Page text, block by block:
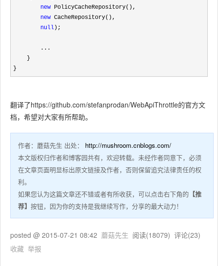
new PolicyCacheRepository(),
new CacheRepository(),
null );
}
翻译了https://github.com/stefanprodan/WebApiThrottle的官方文
档，希望对大家有所帮助。
作者：蘑菇先生 出处：
http://mushroom.cnblogs.com/
本文版权归作者和博客园共有，欢迎转载。未经作者同意下，必须
在文章页面明显标出原文链接及作者，否则保留追究法律责任的权
利。
如果您认为这篇文章还不错或者有所收获，可以点击右下角的 【推
荐】 按钮，因为你的支持是我继续写作，分享的最大动力！
posted @ 2015-07-21 08:42 蘑菇先生 阅读(18079) 评论(23)
收藏 举报